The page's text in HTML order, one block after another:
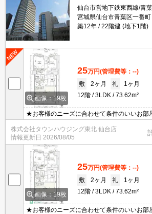
仙台市営地下鉄東西線/青
宮城県仙台市青葉区一番町
築12年
22階建 (地下1階)
画像：19枚
25万円(管理費等：--)
敷
2ヶ月 礼
1ヶ月
12階
3LDK 73.62m²
★お客様のニーズに合わせて条件のいいお部
す★賃貸物件のお部屋探しはタウンハウジン
株式会社タウンハウジング東北 仙台店
情報更新日 2026/08/05
画像：19枚
25万円(管理費等：--)
敷
2ヶ月 礼
1ヶ月
12階
3LDK 73.62m²
★お客様のニーズに合わせて条件のいいお部